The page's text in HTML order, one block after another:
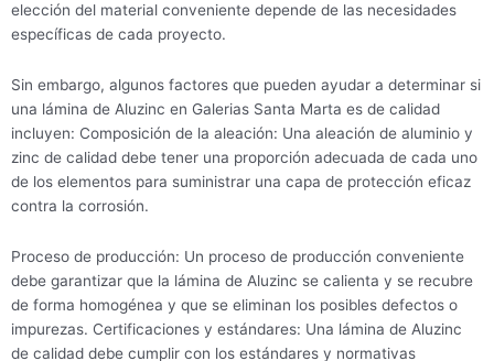
elección del material conveniente depende de las necesidades
específicas de cada proyecto.
Sin embargo, algunos factores que pueden ayudar a determinar si
una lámina de Aluzinc en Galerias Santa Marta es de calidad
incluyen: Composición de la aleación: Una aleación de aluminio y
zinc de calidad debe tener una proporción adecuada de cada uno
de los elementos para suministrar una capa de protección eficaz
contra la corrosión.
Proceso de producción: Un proceso de producción conveniente
debe garantizar que la lámina de Aluzinc se calienta y se recubre
de forma homogénea y que se eliminan los posibles defectos o
impurezas. Certificaciones y estándares: Una lámina de Aluzinc
de calidad debe cumplir con los estándares y normativas